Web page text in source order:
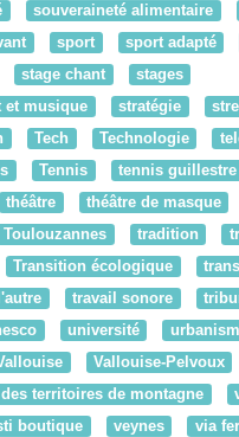
souveraineté alimentaire
sport sport adapté
stage chant
stages
et musique
stratégie
Tech Technologie
Tennis
tennis
théâtre théâtre de masque
Toulouzannes tradition
Transition écologique
travail sonore
université
Vallouise-Pelvoux
territoires de montagne
boutique veynes
via